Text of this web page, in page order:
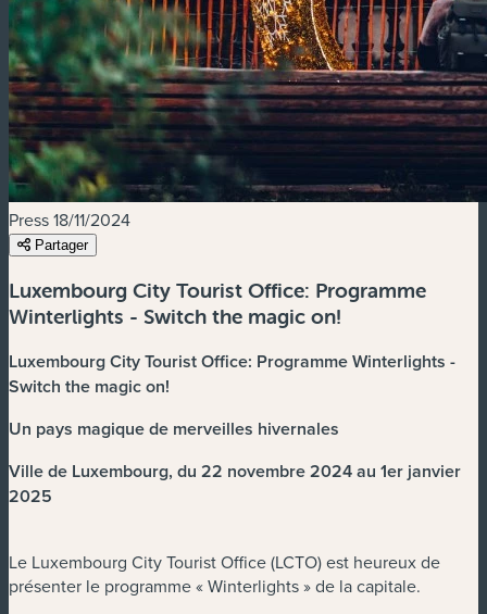
Press18/11/2024
Partager
Luxembourg City Tourist Office: Programme
Winterlights - Switch the magic on!
Luxembourg City Tourist Office: Programme Winterlights -
Switch the magic on!
Un pays magique de merveilles hivernales
Ville de Luxembourg, du 22 novembre 2024 au 1er janvier
2025
Le Luxembourg City Tourist Office (LCTO) est heureux de
présenter le programme « Winterlights » de la capitale.